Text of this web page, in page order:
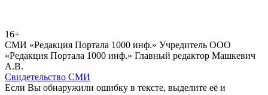
16+
СМИ «Редакция Портала 1000 инф.» Учредитель ООО
«Редакция Портала 1000 инф.» Главный редактор Машкевич
А.В.
Свидетельство СМИ
Если Вы обнаружили ошибку в тексте, выделите её и